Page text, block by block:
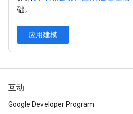
础。
应用建模
互动
Google Developer Program